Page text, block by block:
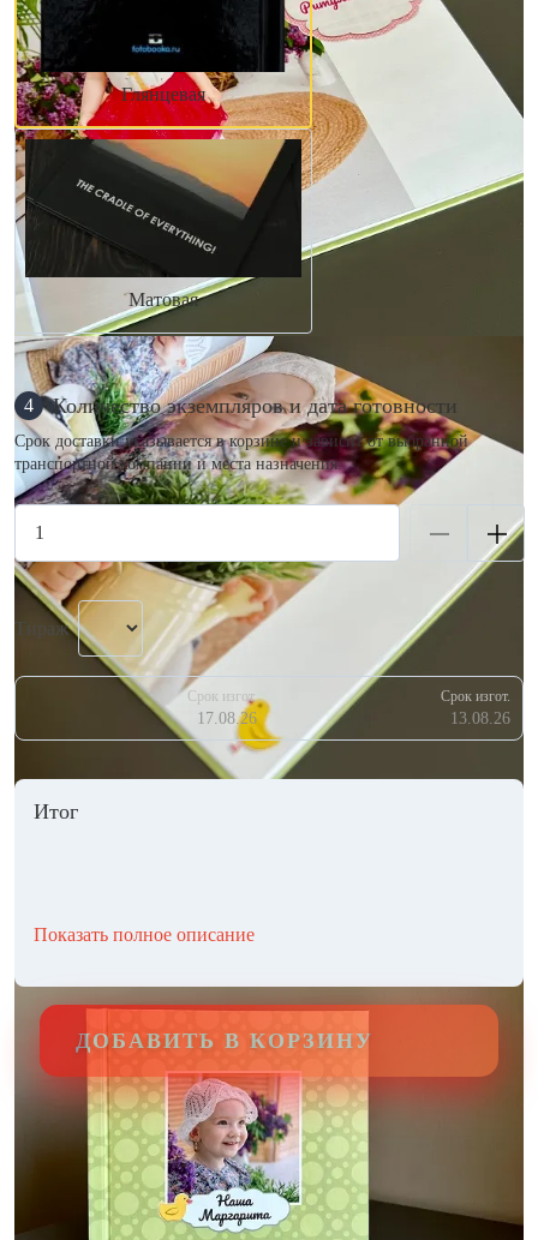
Глянцевая
Матовая
4 Количество экземпляров и дата готовности
Срок доставки указывается в корзине и зависит от выбранной
транспортной компании и места назначения.
Тираж
Срок изгот.
17.08.26
Срок изгот.
13.08.26
Итог
Показать полное описание
ДОБАВИТЬ В КОРЗИНУ